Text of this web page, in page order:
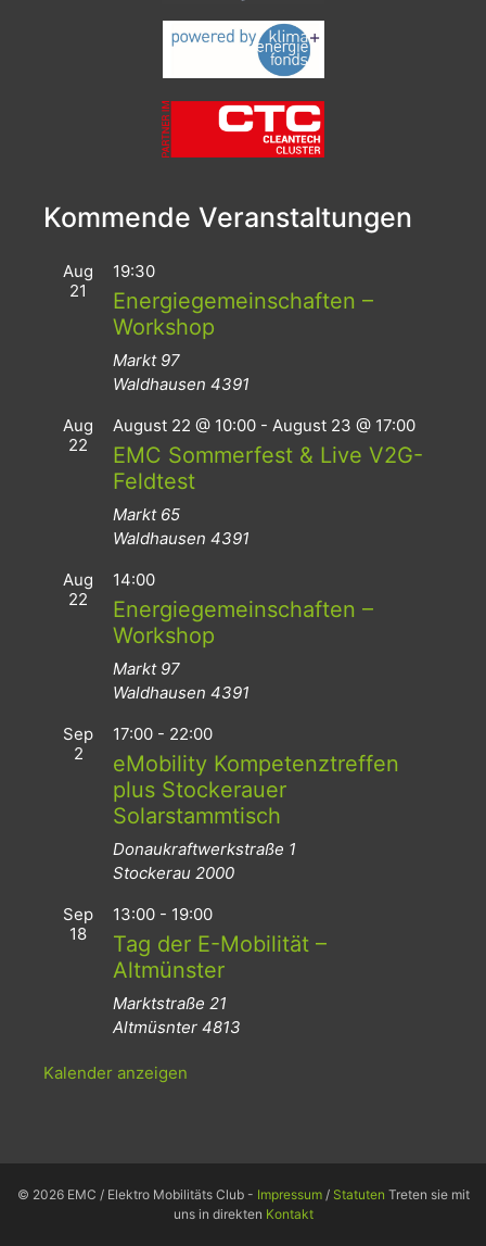
Kommende Veranstaltungen
Aug
21
19:30
Energiegemeinschaften –
Workshop
Markt 97
Waldhausen 4391
Aug
22
August 22 @ 10:00 - August 23 @ 17:00
EMC Sommerfest & Live V2G-
Feldtest
Markt 65
Waldhausen 4391
Aug
22
14:00
Energiegemeinschaften –
Workshop
Markt 97
Waldhausen 4391
Sep
2
17:00 - 22:00
eMobility Kompetenztreffen
plus Stockerauer
Solarstammtisch
Donaukraftwerkstraße 1
Stockerau 2000
Sep
18
13:00 - 19:00
Tag der E-Mobilität –
Altmünster
Marktstraße 21
Altmüsnter 4813
Kalender anzeigen
© 2026 EMC / Elektro Mobilitäts Club - Impressum/ Statuten Treten sie mit
uns in direkten Kontakt